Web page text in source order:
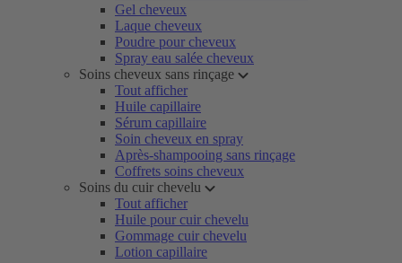
Gel cheveux
Laque cheveux
Poudre pour cheveux
Spray eau salée cheveux
Soins cheveux sans rinçage
Tout afficher
Huile capillaire
Sérum capillaire
Soin cheveux en spray
Après-shampooing sans rinçage
Coffrets soins cheveux
Soins du cuir chevelu
Tout afficher
Huile pour cuir chevelu
Gommage cuir chevelu
Lotion capillaire